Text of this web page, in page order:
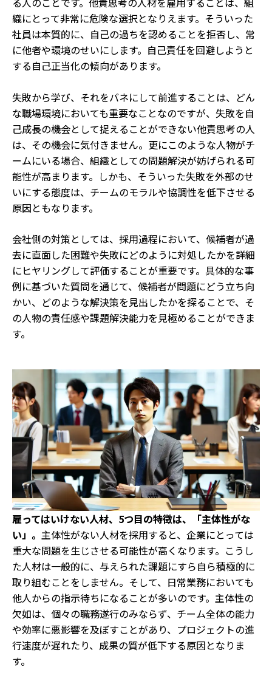
織にとって非常に危険な選択となりえます。そういった
社員は本質的に、自己の過ちを認めることを拒否し、常
に他者や環境のせいにします。自己責任を回避しようと
する自己正当化の傾向があります。
失敗から学び、それをバネにして前進することは、どん
な職場環境においても重要なことなのですが、失敗を自
己成長の機会として捉えることができない他責思考の人
は、その機会に気付きません。更にこのような人物がチ
ームにいる場合、組織としての問題解決が妨げられる可
能性が高まります。しかも、そういった失敗を外部のせ
いにする態度は、チームのモラルや協調性を低下させる
原因ともなります。
会社側の対策としては、採用過程において、候補者が過
去に直面した困難や失敗にどのように対処したかを詳細
にヒヤリングして評価することが重要です。具体的な事
例に基づいた質問を通じて、候補者が問題にどう立ち向
かい、どのような解決策を見出したかを探ることで、そ
の人物の責任感や課題解決能力を見極めることができま
す。
雇ってはいけない人材、5つ目の特徴は、「主体性がな
い」。 主体性がない人材を採用すると、企業にとっては
重大な問題を生じさせる可能性が高くなります。こうし
た人材は一般的に、与えられた課題にすら自ら積極的に
取り組むことをしません。そして、日常業務においても
他人からの指示待ちになることが多いのです。主体性の
欠如は、個々の職務遂行のみならず、チーム全体の能力
や効率に悪影響を及ぼすことがあり、プロジェクトの進
行速度が遅れたり、成果の質が低下する原因となりま
す。